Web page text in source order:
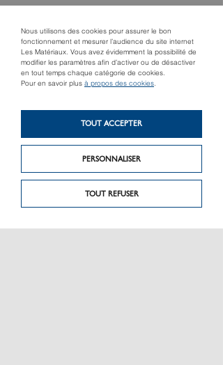
Nous utilisons des cookies pour assurer le bon
fonctionnement et mesurer l’audience du site internet
Les Matériaux. Vous avez évidemment la possibilité de
modifier les paramètres afin d’activer ou de désactiver
en tout temps chaque catégorie de cookies.
Pour en savoir plus à propos des cookies.
TOUT REFUSER
PERSONNALISER
TOUT ACCEPTER
Produit précédent
Antik
Produit suivant
Réservoir Natura